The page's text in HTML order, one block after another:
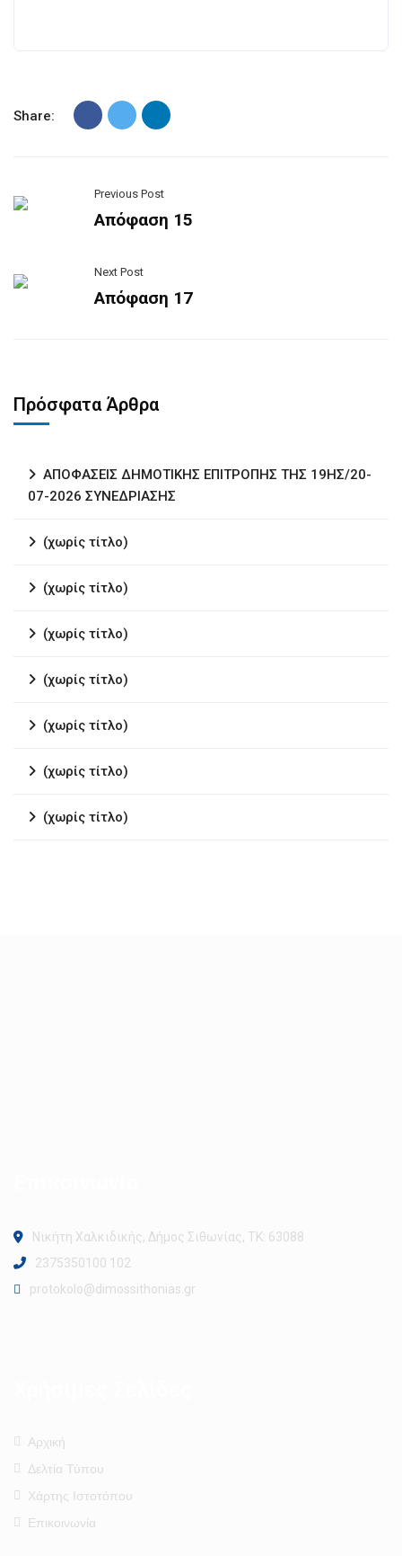
Share:
Previous Post
Απόφαση 15
Next Post
Απόφαση 17
Πρόσφατα Άρθρα
ΑΠΟΦΑΣΕΙΣ ΔΗΜΟΤΙΚΗΣ ΕΠΙΤΡΟΠΗΣ ΤΗΣ 19ΗΣ/20-
07-2026 ΣΥΝΕΔΡΙΑΣΗΣ
(χωρίς τίτλο)
(χωρίς τίτλο)
(χωρίς τίτλο)
(χωρίς τίτλο)
(χωρίς τίτλο)
(χωρίς τίτλο)
(χωρίς τίτλο)
Νικήτη Χαλκιδικής, Δήμος Σιθωνίας, ΤΚ: 63088
2375350100 102
protokolo@dimossithonias.gr
Αρχική
Δελτία Τύπου
Χάρτης Ιστοτόπου
Επικοινωνία